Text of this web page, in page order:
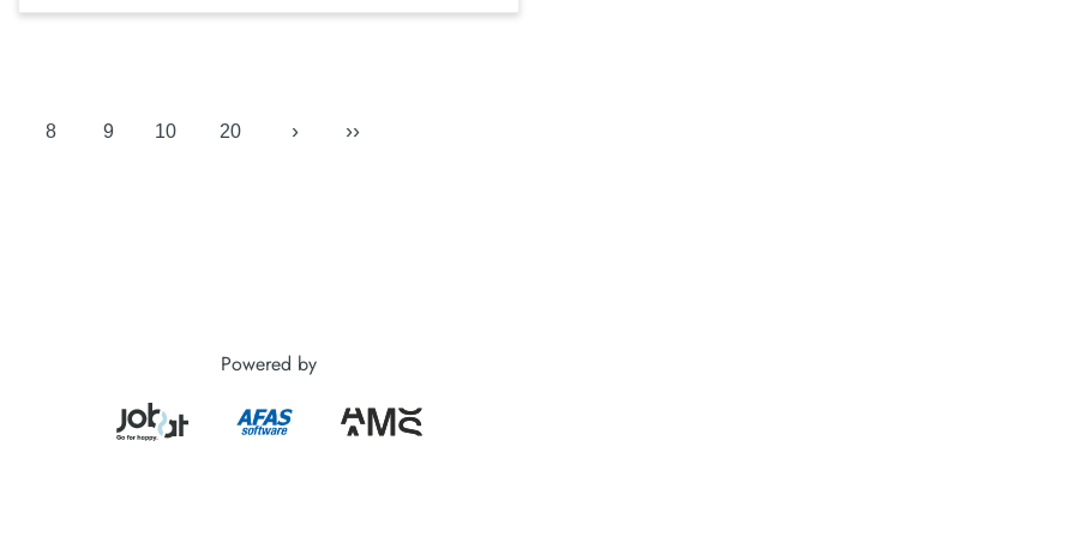
8 9 10 20 › ››
Powered by